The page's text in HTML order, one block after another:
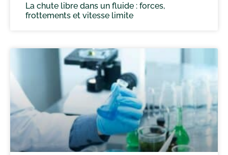
La chute libre dans un fluide : forces,
frottements et vitesse limite